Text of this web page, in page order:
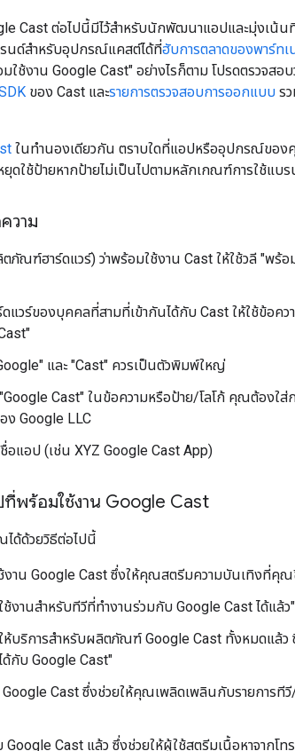
Cast ต่อไปนี้มีไว้สำหรับนักพัฒนาแอปและมุ่งเน้
รนด์สำหรับอุปกรณ์แคสต์ได้ที่ฮับการตลาดของพาร์ทเ
มใช้งาน Google Cast" อย่างไรก็ตาม โปรดตรวจส
ของ Cast และรายการตรวจสอบการออกแบบ ร
ในทำนองเดียวกัน ตราบใดที่แอปหรืออุปกรณ์ขอ
ดใช้ป้ายหากป้ายไม่เป็นไปตามหลักเกณฑ์การใช้แบ
วาม
ตภัณฑ์ฮาร์ดแวร์) ว่าพร้อมใช้งาน Cast ให้ใช้วลี "พ
แวร์ของบุคคลที่สามที่เข้ากันได้กับ Cast ให้ใช้ข้อค
และ "Cast" ควรเป็นตัวพิมพ์ใหญ่
"Google Cast" ในข้อความหรือป้าย/โลโก้ คุณต้องใ
ง Google LLC
ชื่อแอป (เช่น XYZ Google Cast App)
ที่พร้อมใช้งาน Google Cast
ได้ด้วยวิธีต่อไปนี้
ช้งาน Google Cast ซึ่งให้คุณสตรีมความบันเทิงที่
งานสำหรับทีวีที่ทำงานร่วมกับ Google Cast ได้แล้ว"
ห้บริการสำหรับผลิตภัณฑ์ Google Cast ทั้งหมดแล้ว
ด้กับ Google Cast"
Google Cast ซึ่งช่วยให้คุณเพลิดเพลินกับรายกา
Google Cast แล้ว ซึ่งช่วยให้ผู้ใช้สตรีมเนื้อหาจากโ